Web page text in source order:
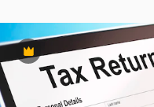
Premium